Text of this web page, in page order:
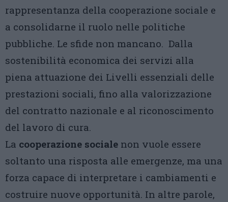
rappresentanza della cooperazione sociale e
a consolidarne il ruolo nelle politiche
pubbliche. Le sfide non mancano. Dalla
sostenibilità economica dei servizi alla
piena attuazione dei Livelli essenziali delle
prestazioni sociali, fino alla valorizzazione
del contratto nazionale e al riconoscimento
del lavoro di cura.
La cooperazione sociale non vuole essere
soltanto una risposta alle emergenze, ma una
forza capace di interpretare i cambiamenti e
costruire nuove opportunità. In altre parole,